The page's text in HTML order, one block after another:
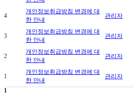
4
개인정보취급방침 변경에 대
한 안내
관리자
3
개인정보취급방침 변경에 대
한 안내
관리자
2
개인정보취급방침 변경에 대
한 안내
관리자
1
개인정보취급방침 변경에 대
한 안내
관리자
1